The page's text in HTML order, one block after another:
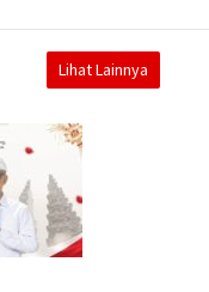
Lihat Lainnya